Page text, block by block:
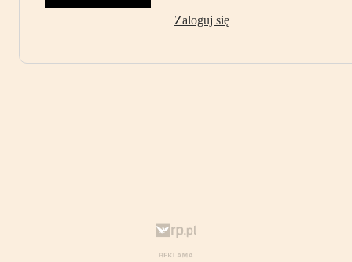
Zaloguj się